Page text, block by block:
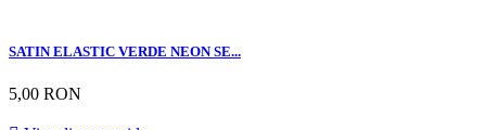
SATIN ELASTIC VERDE NEON SE...
5,00 RON